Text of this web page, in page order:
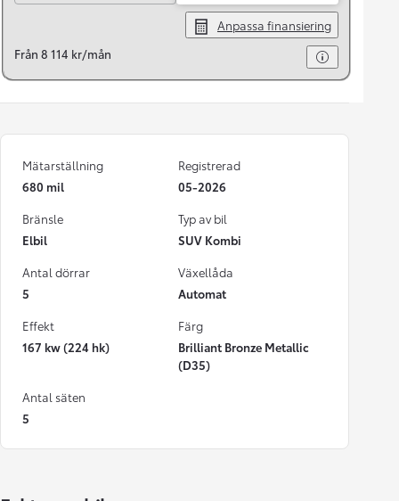
Anpassa finansiering
Från 8 114 kr/mån
Mätarställning
680 mil
Registrerad
05-2026
Bränsle
Elbil
Typ av bil
SUV Kombi
Antal dörrar
5
Växellåda
Automat
Effekt
167 kw (224 hk)
Färg
Brilliant Bronze Metallic
(D35)
Antal säten
5